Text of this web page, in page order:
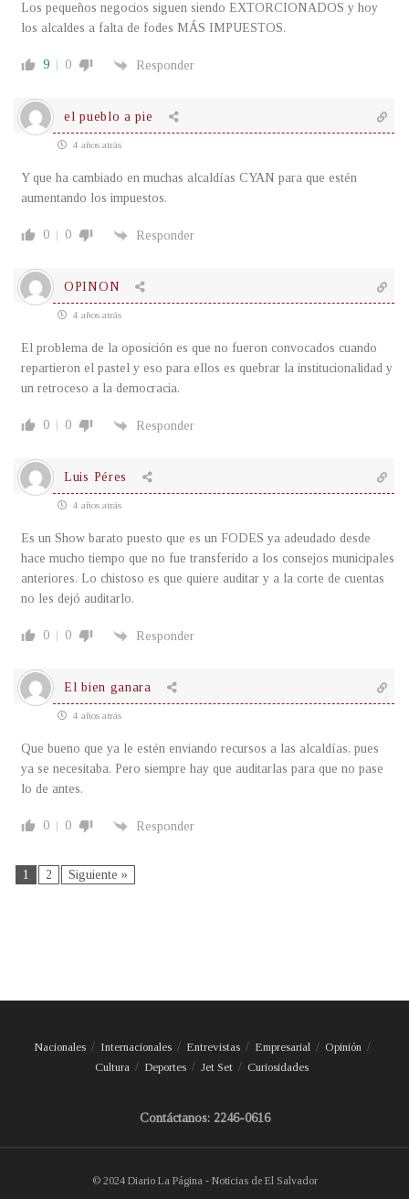
Los pequeños negocios siguen siendo EXTORCIONADOS y hoy
los alcaldes a falta de fodes MÁS IMPUESTOS.
9 0 Responder
el pueblo a pie
4 años atrás
Y que ha cambiado en muchas alcaldías CYAN para que estén
aumentando los impuestos.
0 0 Responder
OPINON
4 años atrás
El problema de la oposición es que no fueron convocados cuando
repartieron el pastel y eso para ellos es quebrar la institucionalidad y
un retroceso a la democracia.
0 0 Responder
Luis Péres
4 años atrás
Es un Show barato puesto que es un FODES ya adeudado desde
hace mucho tiempo que no fue transferido a los consejos municipales
anteriores. Lo chistoso es que quiere auditar y a la corte de cuentas
no les dejó auditarlo.
0 0 Responder
El bien ganara
4 años atrás
Que bueno que ya le estén enviando recursos a las alcaldías, pues
ya se necesitaba. Pero siempre hay que auditarlas para que no pase
lo de antes.
0 0 Responder
1 2 Siguiente »
Nacionales Internacionales Entrevistas Empresarial
Opinión
Cultura
Deportes Jet Set Curiosidades
Contáctanos: 2246-0616
© 2024 Diario La Página - Noticias de El Salvador